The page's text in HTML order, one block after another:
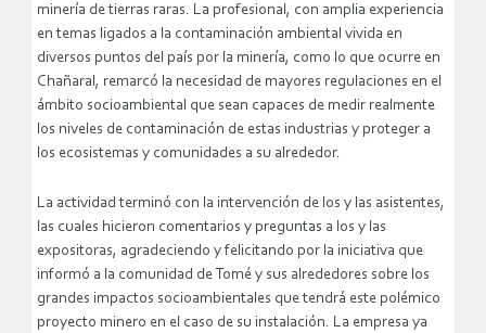
minería de tierras raras. La profesional, con amplia experiencia
en temas ligados a la contaminación ambiental vivida en
diversos puntos del país por la minería, como lo que ocurre en
Chañaral, remarcó la necesidad de mayores regulaciones en el
ámbito socioambiental que sean capaces de medir realmente
los niveles de contaminación de estas industrias y proteger a
los ecosistemas y comunidades a su alrededor.
La actividad terminó con la intervención de los y las asistentes,
las cuales hicieron comentarios y preguntas a los y las
expositoras, agradeciendo y felicitando por la iniciativa que
informó a la comunidad de Tomé y sus alrededores sobre los
grandes impactos socioambientales que tendrá este polémico
proyecto minero en el caso de su instalación. La empresa ya